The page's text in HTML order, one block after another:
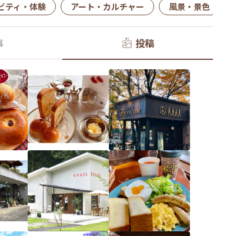
ティ・体験 アート・カルチャー 風景・景色
投稿